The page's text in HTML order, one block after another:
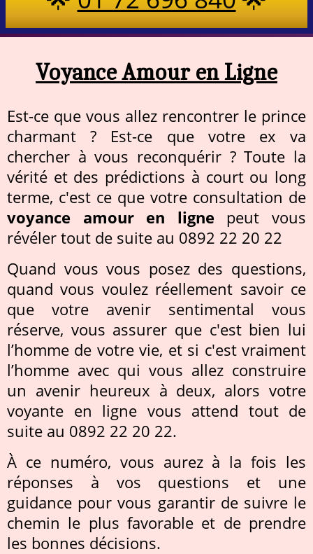
Voyance Amour en Ligne
Est-ce que vous allez rencontrer le prince
charmant ? Est-ce que votre ex va
chercher à vous reconquérir ? Toute la
vérité et des prédictions à court ou long
terme, c'est ce que votre consultation de
voyance amour en ligne peut vous
révéler tout de suite au 0892 22 20 22
Quand vous vous posez des questions,
quand vous voulez réellement savoir ce
que votre avenir sentimental vous
réserve, vous assurer que c'est bien lui
l’homme de votre vie, et si c'est vraiment
l’homme avec qui vous allez construire
un avenir heureux à deux, alors votre
voyante en ligne vous attend tout de
suite au 0892 22 20 22.
À ce numéro, vous aurez à la fois les
réponses à vos questions et une
guidance pour vous garantir de suivre le
chemin le plus favorable et de prendre
les bonnes décisions.